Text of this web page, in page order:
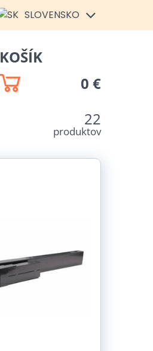
SLOVENSKO
KOŠÍK
0 €
22
produktov